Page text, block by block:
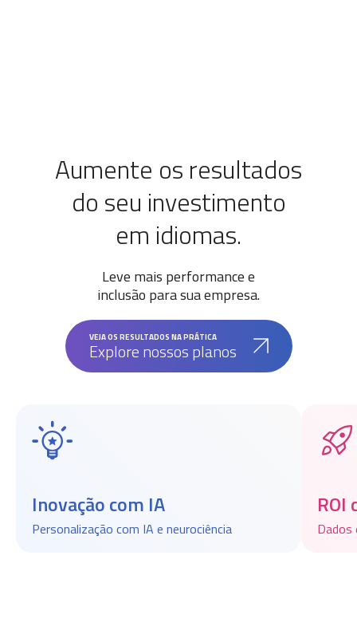
Aumente os resultados
do seu investimento
em idiomas.
Leve mais performance e
inclusão para sua empresa.
VEJA OS RESULTADOS NA PRÁTICA
Explore nossos planos
Inovação com IA
Personalização com IA e neurociência
ROI